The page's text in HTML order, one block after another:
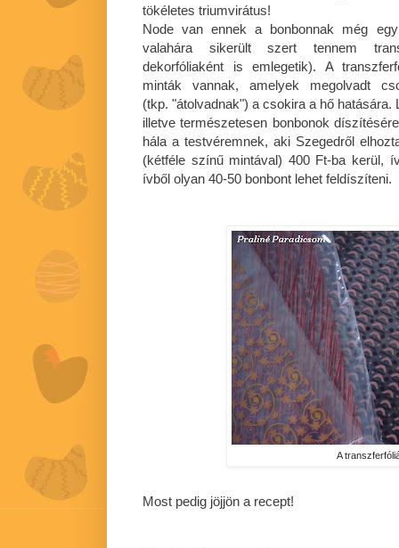
tökéletes triumvirátus!
Node van ennek a bonbonnak még
valahára sikerült szert tennem
dekorfóliaként is emlegetik). A
minták vannak, amelyek megolvadt
(tkp. "átolvadnak") a csokira a hő
illetve természetesen bonbonok
hála a testvéremnek, aki Szegedről
(kétféle színű mintával) 400 Ft-ba kerül,
ívből olyan 40-50 bonbont lehet feldíszíteni.
A
Most pedig jöjjön a recept!